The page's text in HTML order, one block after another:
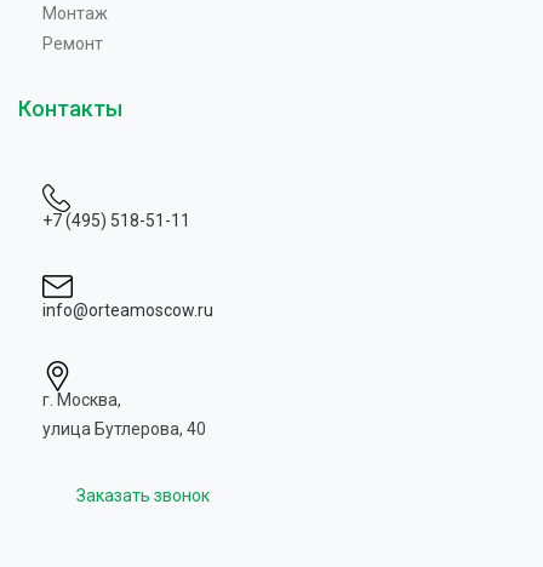
Монтаж
Ремонт
Контакты
+7 (495) 518-51-11
info@orteamoscow.ru
г. Москва,
улица Бутлерова, 40
Заказать звонок